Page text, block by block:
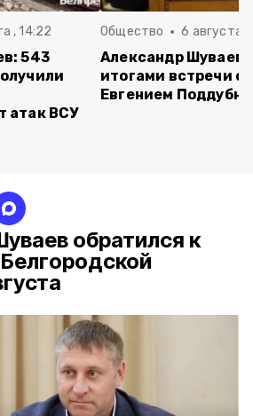
, 14:22
543
атак ВСУ
Общество 6 августа ,
Александр Шуваев
итогами встречи с
Евгением
обратился к